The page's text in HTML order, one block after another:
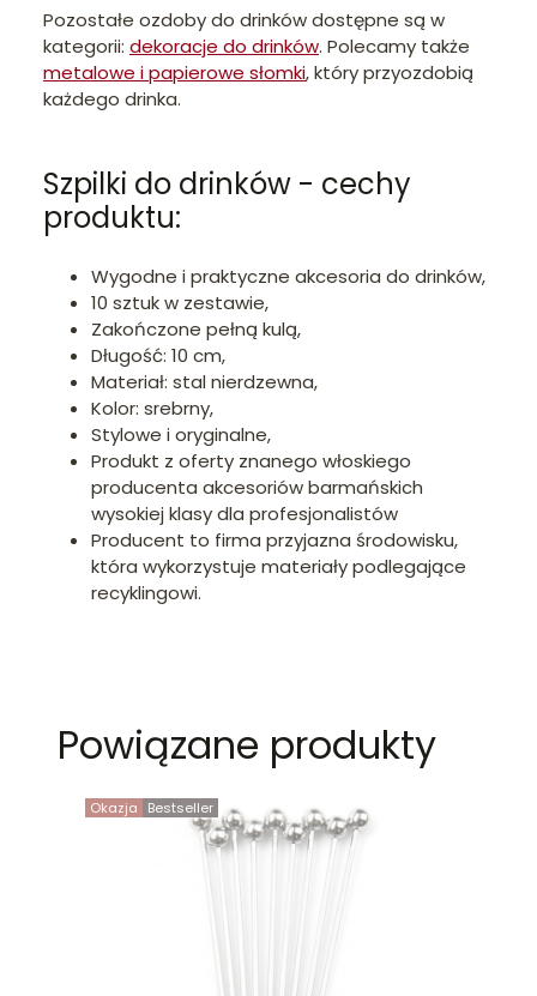
Pozostałe ozdoby do drinków dostępne są w
kategorii: dekoracje do drinków. Polecamy także
metalowe i papierowe słomki, który przyozdobią
każdego drinka.
Szpilki do drinków - cechy
produktu:
Wygodne i praktyczne akcesoria do drinków,
10 sztuk w zestawie,
Zakończone pełną kulą,
Długość: 10 cm,
Materiał: stal nierdzewna,
Kolor: srebrny,
Stylowe i oryginalne,
Produkt z oferty znanego włoskiego
producenta akcesoriów barmańskich
wysokiej klasy dla profesjonalistów
Producent to firma przyjazna środowisku,
która wykorzystuje materiały podlegające
recyklingowi.
Powiązane produkty
Okazja Bestseller